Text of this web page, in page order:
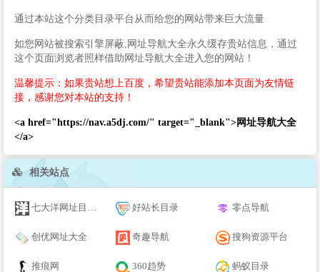
通过本站这个分类目录平台从而给您的网站带来巨大流量
如您网站被搜索引擎屏蔽,网址导航大全永久缓存贵站信息，通过
这个页面浏览者照样借助网址导航大全进入您的网站！
温馨提示：如果贵站想上百度，希望贵站能添加本页面为友情链
接，感谢您对本站的支持！
<a href="https://nav.a5dj.com/" target="_blank">网址导航大全
</a>
相关站点
七大洋网址目录大全 好站长目录 零点导航
创优网址大全 奇趣导航 搜狗资源平台
推痕网 360趋势 蚂蚁目录